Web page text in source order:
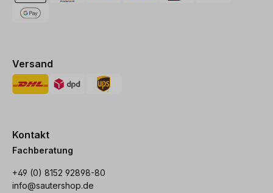
Versand
Kontakt
Fachberatung
+49 (0) 8152 92898-80
info@sautershop.de